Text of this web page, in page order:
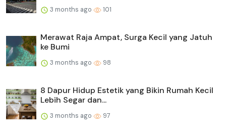
3 months ago 101
Merawat Raja Ampat, Surga Kecil yang Jatuh
ke Bumi
3 months ago 98
8 Dapur Hidup Estetik yang Bikin Rumah Kecil
Lebih Segar dan...
3 months ago 97